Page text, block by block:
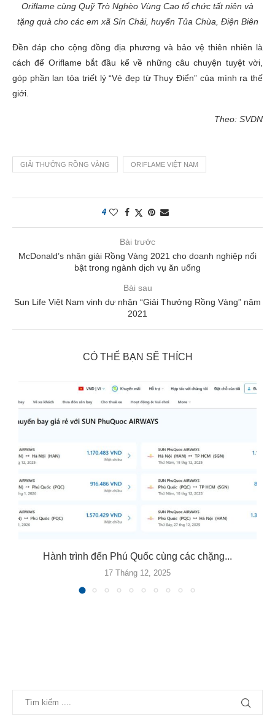
Oriflame cùng Quỹ Trò Nghèo Vùng Cao tổ chức tất niên và
tặng quà cho các em xã Sín Chải, huyển Tủa Chùa, Điện Biên
Đền đáp cho cộng đồng địa phương và bảo vệ thiên nhiên là
cách để Oriflame bắt đầu kể về những câu chuyện tuyệt vời,
góp phần lan tỏa triết lý “Vẻ đẹp từ Thụy Điển” của mình ra thế
giới.
Theo: SVDN
GIẢI THƯỞNG RỒNG VÀNG ORIFLAME VIỆT NAM
4
Bài trước
McDonald’s nhận giải Rồng Vàng 2021 cho doanh nghiệp nổi
bật trong ngành dịch vụ ăn uống
Bài sau
Sun Life Việt Nam vinh dự nhận “Giải Thưởng Rồng Vàng” năm
2021
CÓ THỂ BẠN SẼ THÍCH
Hành trình đến Phú Quốc cùng các chặng...
17 Tháng 12, 2025